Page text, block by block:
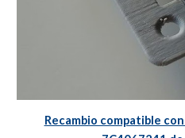
Recambio compatible